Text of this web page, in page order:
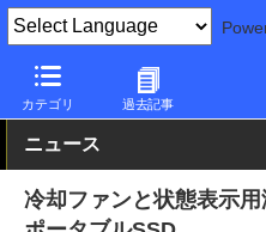
カテゴリ 過去記事
PC Watch 半導体/周辺機器
ニュース
冷却ファンと状態表示